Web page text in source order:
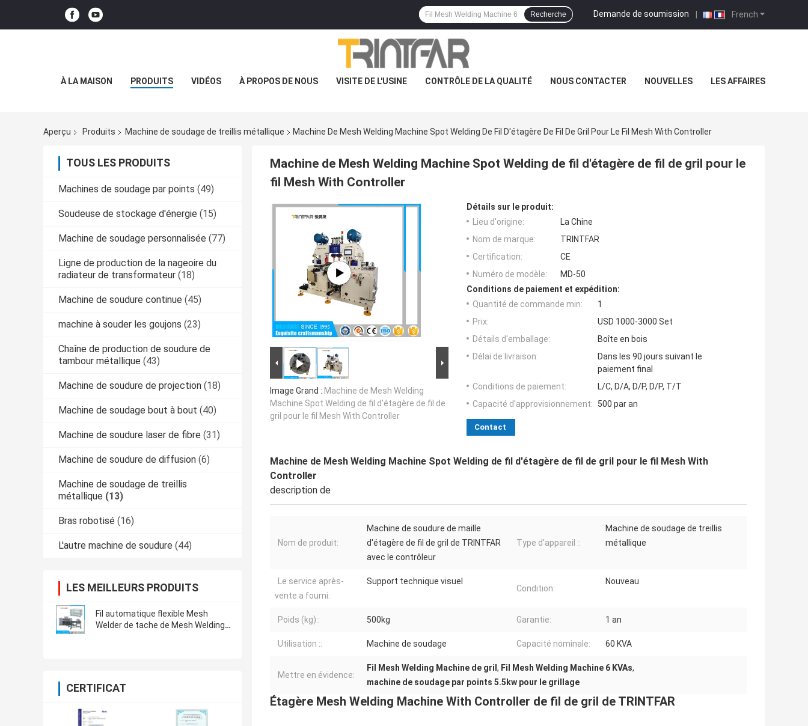
French
Demande de soumission |
Recherche
À LA MAISON PRODUITS VIDÉOS À PROPOS DE NOUS VISITE DE L'USINE CONTRÔLE DE LA QUALITÉ NOUS CONTACTER NOUVELLES LES AFFAIRES
Aperçu Produits Machine de soudage de treillis métallique Machine De Mesh Welding Machine Spot Welding De Fil D'étagère De Fil De Gril Pour Le Fil Mesh With Controller
TOUS LES PRODUITS
Machines de soudage par points (49)
Soudeuse de stockage d'énergie (15)
Machine de soudage personnalisée (77)
Ligne de production de la nageoire du
radiateur de transformateur (18)
Machine de soudure continue (45)
machine à souder les goujons (23)
Chaîne de production de soudure de
tambour métallique (43)
Machine de soudure de projection (18)
Machine de soudage bout à bout (40)
Machine de soudure laser de fibre (31)
Machine de soudure de diffusion (6)
Machine de soudage de treillis
métallique (13)
Bras robotisé (16)
L'autre machine de soudure (44)
LES MEILLEURS PRODUITS
Fil automatique flexible Mesh
Welder de tache de Mesh Welding
CERTIFICAT
Machine de Mesh Welding Machine Spot Welding de fil d'étagère de fil de gril pour le
fil Mesh With Controller
Image Grand : Machine de Mesh Welding
Machine Spot Welding de fil d'étagère de fil de
gril pour le fil Mesh With Controller
Détails sur le produit:
Lieu d'origine:
La Chine
Nom de marque:
TRINTFAR
Certification:
CE
Numéro de modèle:
MD-50
Conditions de paiement et expédition:
Quantité de commande min:
1
Prix:
USD 1000-3000 Set
Détails d'emballage:
Boîte en bois
Délai de livraison:
Dans les 90 jours suivant le
paiement final
Conditions de paiement:
L/C, D/A, D/P, D/P, T/T
Capacité d'approvisionnement:
500 par an
Contact
Machine de Mesh Welding Machine Spot Welding de fil d'étagère de fil de gril pour le fil Mesh With
Controller
description de
Nom de produit:
Machine de soudure de maille
d'étagère de fil de gril de TRINTFAR
avec le contrôleur
Type d'appareil ::
Machine de soudage de treillis
métallique
Le service après-
vente a fourni:
Support technique visuel
Condition:
Nouveau
Poids (kg):: 500kg Garantie: 1 an
Utilisation :: Machine de soudage Capacité nominale: 60 KVA
Mettre en évidence:
Fil Mesh Welding Machine de gril , Fil Mesh Welding Machine 6 KVAs,
machine de soudage par points 5.5kw pour le grillage
Étagère Mesh Welding Machine With Controller de fil de gril de TRINTFAR